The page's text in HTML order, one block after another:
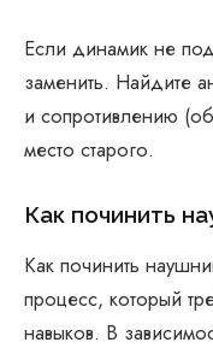
Если динамик не
заменить. Найдите
и сопротивлению
место старого.
Как починить
Как починить
процесс, который
навыков. В